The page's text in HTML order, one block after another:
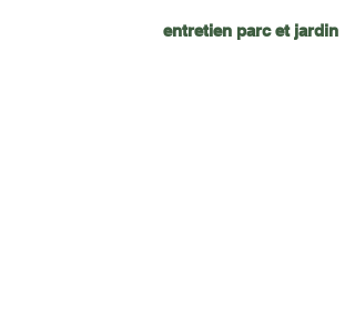
entretien parc et jardin